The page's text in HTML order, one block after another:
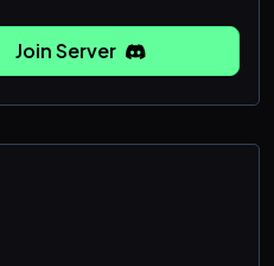
Join Server